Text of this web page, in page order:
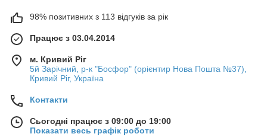
98% позитивних з 113 відгуків за рік
Працює з 03.04.2014
м. Кривий Ріг
5й Зарічний, р-к "Босфор" (орієнтир Нова Пошта №37),
Кривий Ріг, Україна
Контакти
Сьогодні працює з 09:00 до 19:00
Показати весь графік роботи